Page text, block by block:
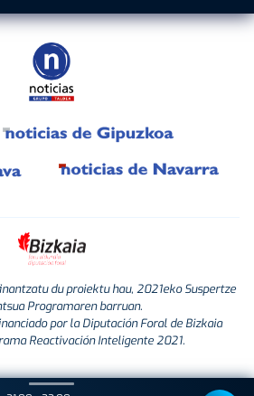
du proiektu hau, 2021eko Suspertze
Programaren barruan.
por la Diputación Foral de Bizkaia
Reactivación Inteligente 2021.